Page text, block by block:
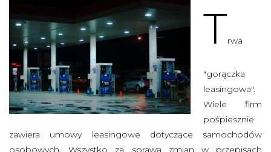
Trwa
"gorączka
leasingowa".
Wiele firm
pośpiesznie
zawiera umowy leasingowe dotyczące samochodów
osobowych. Wszystko za sprawą zmian w przepisach